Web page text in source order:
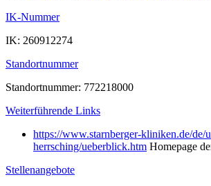
IK-Nummer
IK: 260912274
Standortnummer
Standortnummer: 772218000
Weiterführende Links
https://www.starnberger-kliniken.de/de/
herrsching/ueberblick.htm Homepage
Stellenangebote